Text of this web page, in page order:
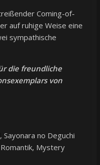
Coming-of-
auf ruhige Weise eine
sympathische
die freundliche
von
no Deguchi
Mystery